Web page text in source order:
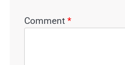
Comment *